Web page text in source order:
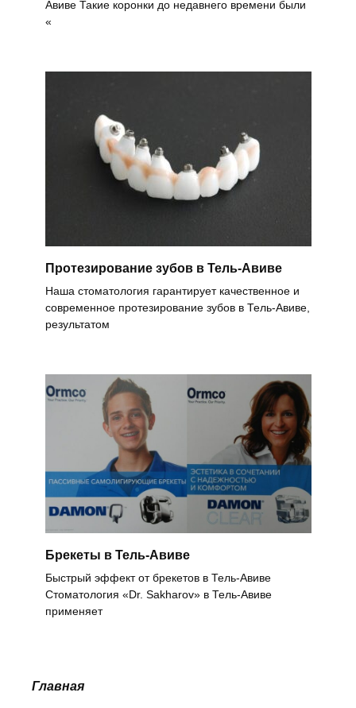
Авиве Такие коронки до недавнего времени были
«
Протезирование зубов в Тель-Авиве
Наша стоматология гарантирует качественное и
современное протезирование зубов в Тель-Авиве,
результатом
Брекеты в Тель-Авиве
Быстрый эффект от брекетов в Тель-Авиве
Стоматология «Dr. Sakharov» в Тель-Авиве
применяет
Главная